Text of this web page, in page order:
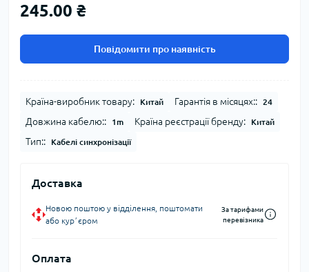
245.00 ₴
Повідомити про наявність
Країна-виробник товару: Китай Гарантія в місяцях:: 24
Довжина кабелю:: 1m Країна реєстрації бренду: Китай
Тип:: Кабелі синхронізації
Доставка
Новою поштою у відділення, поштомати
або курʼєром
За тарифами
перевізника
Оплата